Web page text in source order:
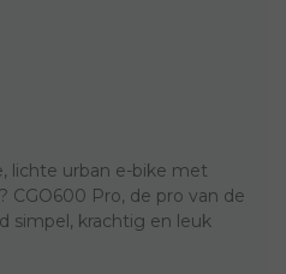
lichte urban e-bike met
CGO600 Pro, de pro van de
simpel, krachtig en leuk